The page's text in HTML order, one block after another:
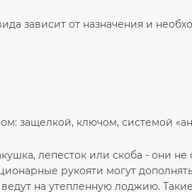
зависит от назначения и
защелкой, ключом, системой
лепесток или скоба - они
рукояти могут
ведут на утепленную лоджию.